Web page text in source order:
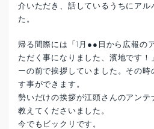
介いただき、話しているうちにアル
た。
帰る間際には「1月●●日から広報の
ただく事になりました、濱地です
ーの前で挨拶していました。その
す事ができます。
勢いだけの挨拶が江頭さんのアンテ
教えてくださいました。
今でもビックリです。